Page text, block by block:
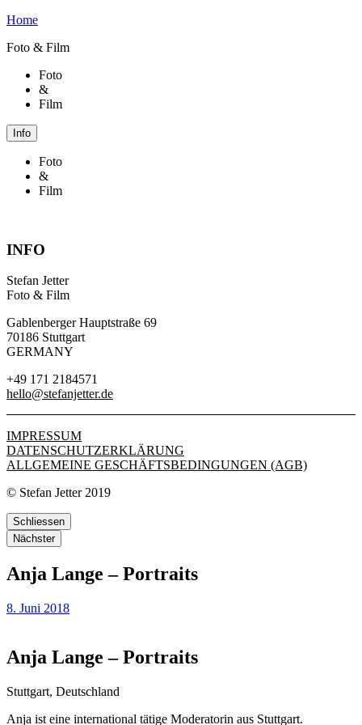
Home
Foto & Film
Foto
&
Film
Info
Foto
&
Film
INFO
Stefan Jetter
Foto & Film
Gablenberger Hauptstraße 69
70186 Stuttgart
GERMANY
+49 171 2184571
hello@stefanjetter.de
IMPRESSUM
DATENSCHUTZERKLÄRUNG
ALLGEMEINE GESCHÄFTSBEDINGUNGEN (AGB)
© Stefan Jetter 2019
Schliessen
Nächster
Anja Lange – Portraits
8. Juni 2018
Anja Lange – Portraits
Stuttgart, Deutschland
Anja ist eine international tätige Moderatorin aus Stuttgart.